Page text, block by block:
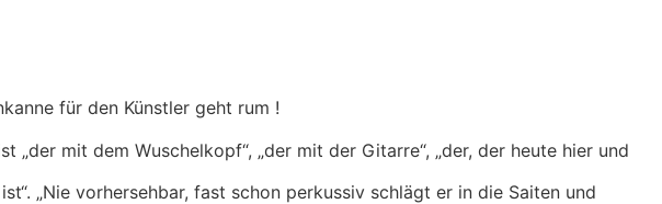
für den Künstler geht rum !
„der mit dem Wuschelkopf“, „der mit der Gitarre“, „der, der heute hier und
„Nie vorhersehbar, fast schon perkussiv schlägt er in die Saiten und